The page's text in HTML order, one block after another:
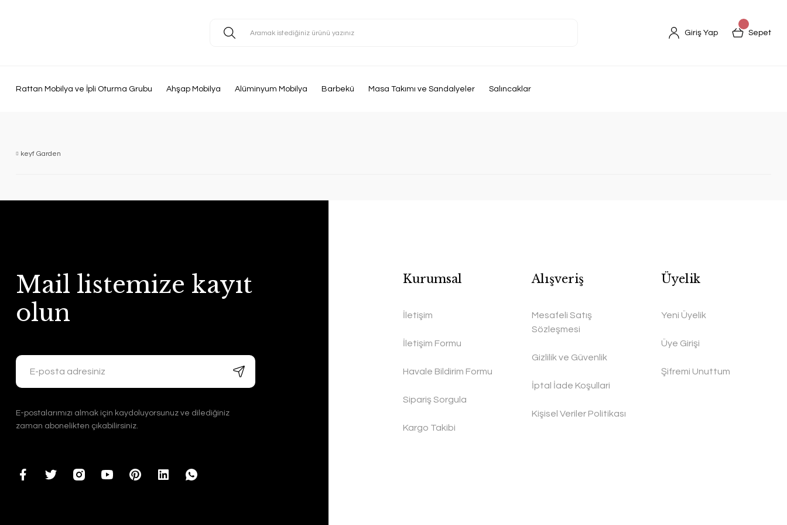
Giriş Yap Sepet
Rattan Mobilya ve İpli Oturma Grubu Ahşap Mobilya Alüminyum Mobilya Barbekü Masa Takımı ve Sandalyeler Salıncaklar
keyf Garden
Mail listemize kayıt
olun
E-postalarımızı almak için kaydoluyorsunuz ve dilediğiniz
zaman abonelikten çıkabilirsiniz.
Kurumsal
İletişim
İletişim Formu
Havale Bildirim Formu
Sipariş Sorgula
Kargo Takibi
Alışveriş
Mesafeli Satış
Sözleşmesi
Gizlilik ve Güvenlik
İptal İade Koşullari
Kişisel Veriler Politikası
Üyelik
Yeni Üyelik
Üye Girişi
Şifremi Unuttum